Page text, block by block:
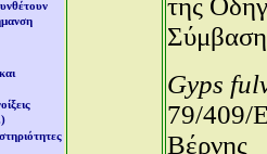
της
Gyps
79/409/
Βέρνης